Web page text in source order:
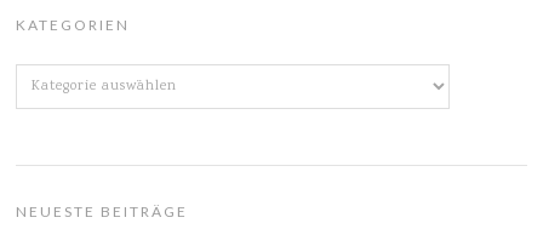
KATEGORIEN
Kategorien
NEUESTE BEITRÄGE